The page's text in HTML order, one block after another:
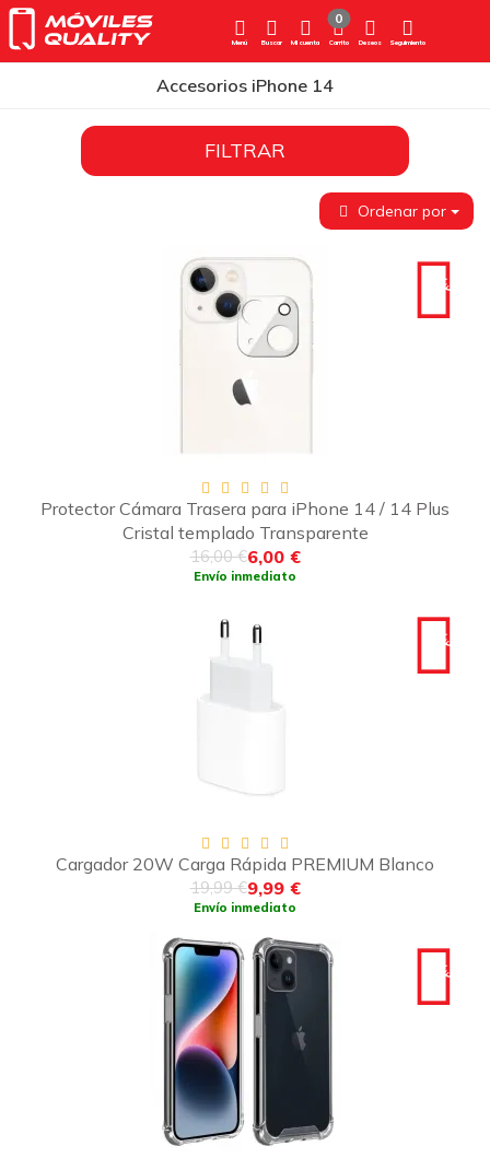
Menú Buscar Mi cuenta Carrito
0
Deseos Seguimiento
Accesorios iPhone 14
Ordenar por
-10€
Protector Cámara Trasera para iPhone 14 / 14 Plus
Cristal templado Transparente
16,00 €6,00 €
Envío inmediato
-10€
Cargador 20W Carga Rápida PREMIUM Blanco
19,99 €9,99 €
Envío inmediato
-10€
FILTRAR